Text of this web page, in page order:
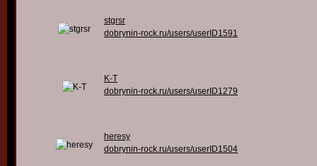
stgrsr
dobrynin-rock.ru/users/userID1591
K-T
dobrynin-rock.ru/users/userID1279
heresy
dobrynin-rock.ru/users/userID1504